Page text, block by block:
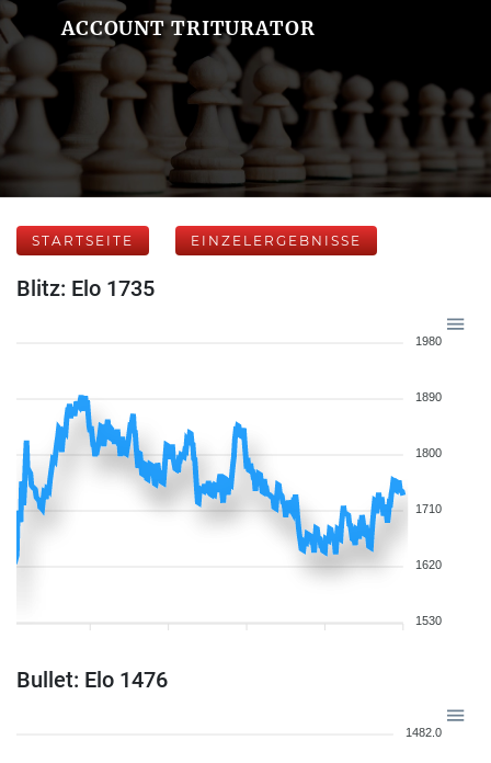
ACCOUNT TRITURATOR
STARTSEITE EINZELERGEBNISSE
Blitz: Elo 1735
1980
1890
1800
1710
1620
1530
Bullet: Elo 1476
1482.0